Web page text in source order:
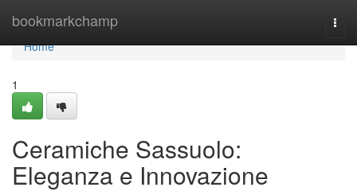
bookmarkchamp
Home
Home
1
Ceramiche Sassuolo:
Eleganza e Innovazione